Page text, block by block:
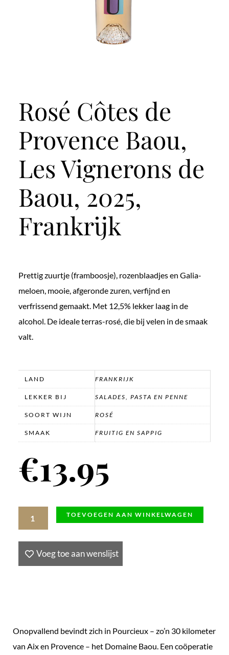
Rosé Côtes de
Provence Baou,
Les Vignerons de
Baou, 2025,
Frankrijk
Prettig zuurtje (framboosje), rozenblaadjes en Galia-
meloen, mooie, afgeronde zuren, verfijnd en
verfrissend gemaakt. Met 12,5% lekker laag in de
alcohol. De ideale terras-rosé, die bij velen in de smaak
valt.
LAND FRANKRIJK
LEKKER BIJ SALADES, PASTA EN PENNE
SOORT WIJN ROSÉ
SMAAK FRUITIG EN SAPPIG
€13.95
Côtes
Provence
Baou,
2025,
TOEVOEGEN AAN WINKELWAGEN
Voeg toe aan wenslijst
Onopvallend bevindt zich in Pourcieux – zo’n 30 kilometer
van Aix en Provence – het Domaine Baou. Een coöperatie